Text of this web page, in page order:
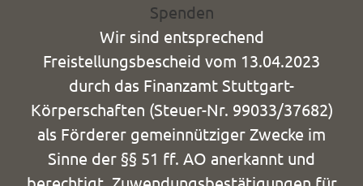
Spenden
Wir sind entsprechend
Freistellungsbescheid vom 13.04.2023
durch das Finanzamt Stuttgart-
Körperschaften (Steuer-Nr. 99033/37682)
als Förderer gemeinnütziger Zwecke im
Sinne der §§ 51 ff. AO anerkannt und